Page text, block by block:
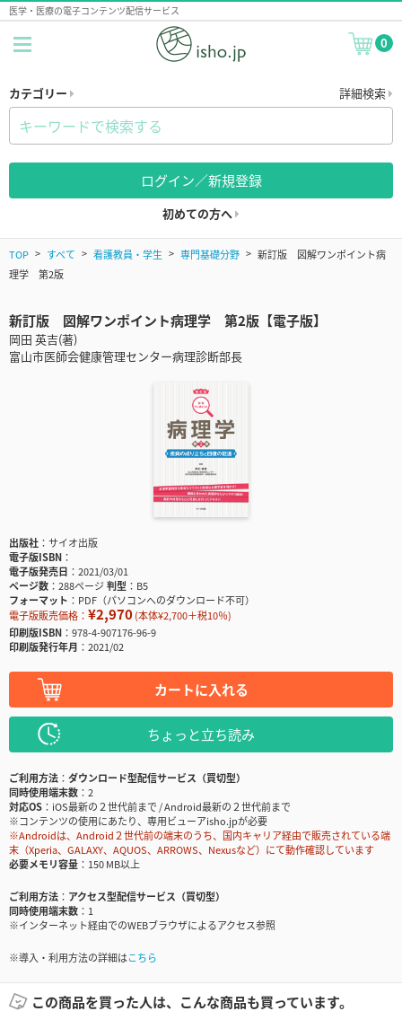
医学・医療の電子コンテンツ配信サービス
0
カテゴリー 詳細検索
ログイン／新規登録
初めての方へ
TOP すべて 看護教員・学生 専門基礎分野
新訂版 図解ワンポイント病
理学 第2版
新訂版 図解ワンポイント病理学 第2版【電子版】
岡田 英吉(著)
富山市医師会健康管理センター病理診断部長
出版社
サイオ出版
電子版ISBN
電子版発売日
2021/03/01
ページ数
288ページ判型
B5
フォーマット
PDF（パソコンへのダウンロード不可）
電子版販売価格： ¥2,970(本体¥2,700＋税10％)
印刷版ISBN
978-4-907176-96-9
印刷版発行年月
2021/02
カートに入れる
ちょっと立ち読み
ご利用方法
ダウンロード型配信サービス（買切型）
同時使用端末数
2
対応OS
iOS最新の２世代前まで / Android最新の２世代前まで
※コンテンツの使用にあたり、専用ビューアisho.jpが必要
※Androidは、Android２世代前の端末のうち、国内キャリア経由で販売されている端
末（Xperia、GALAXY、AQUOS、ARROWS、Nexusなど）にて動作確認しています
必要メモリ容量
150 MB以上
ご利用方法
アクセス型配信サービス（買切型）
同時使用端末数
1
※インターネット経由でのWEBブラウザによるアクセス参照
※導入・利用方法の詳細はこちら
この商品を買った人は、こんな商品も買っています。